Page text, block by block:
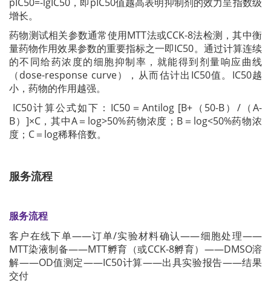
增长。
药物测试相关参数通常使用MTT法或CCK-8法检测，其中衡
量药物作用效果参数的重要指标之一即IC50。通过计算连续
的不同给药浓度的细胞抑制率，就能得到剂量响应曲线
（dose-response curve），从而估计出IC50值。IC50越
小，药物的作用越强。
IC50计算公式如下：IC50＝Antilog [B+（50-B）/（A-
B）]×C，其中A＝log>50%药物浓度；B＝log<50%药物浓
度；C＝log稀释倍数。
服务流程
服务流程
客户在线下单——订单/实验材料确认——细胞处理——
MTT染液制备——MTT孵育（或CCK-8孵育）——DMSO溶
解——OD值测定——IC50计算——出具实验报告——结果
交付